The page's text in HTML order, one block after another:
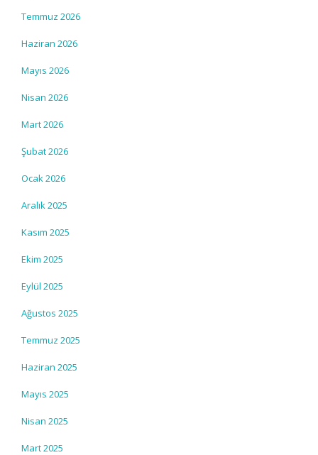
Temmuz 2026
Haziran 2026
Mayıs 2026
Nisan 2026
Mart 2026
Şubat 2026
Ocak 2026
Aralık 2025
Kasım 2025
Ekim 2025
Eylül 2025
Ağustos 2025
Temmuz 2025
Haziran 2025
Mayıs 2025
Nisan 2025
Mart 2025